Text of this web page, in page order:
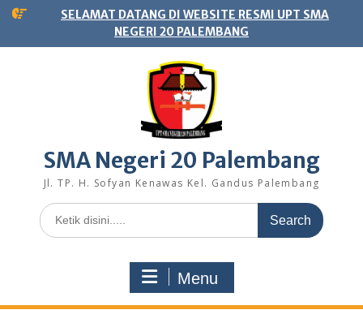
Skip
SELAMAT DATANG DI WEBSITE RESMI UPT SMA
NEGERI 20 PALEMBANG
SMA Negeri 20 Palembang
Jl. TP. H. Sofyan Kenawas Kel. Gandus Palembang
Search
for:
Menu